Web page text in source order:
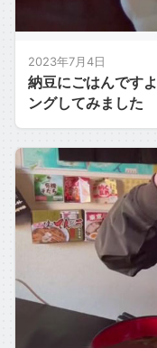
2023年7月4日
納豆にごはんです
ングしてみました